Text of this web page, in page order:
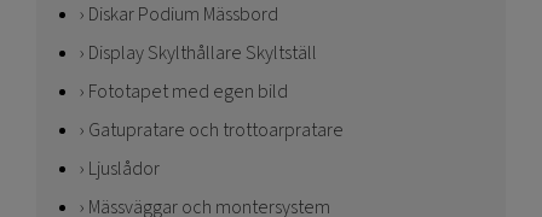
Diskar Podium Mässbord
Display Skylthållare Skyltställ
Fototapet med egen bild
Gatupratare och trottoarpratare
Ljuslådor
Mässväggar och montersystem